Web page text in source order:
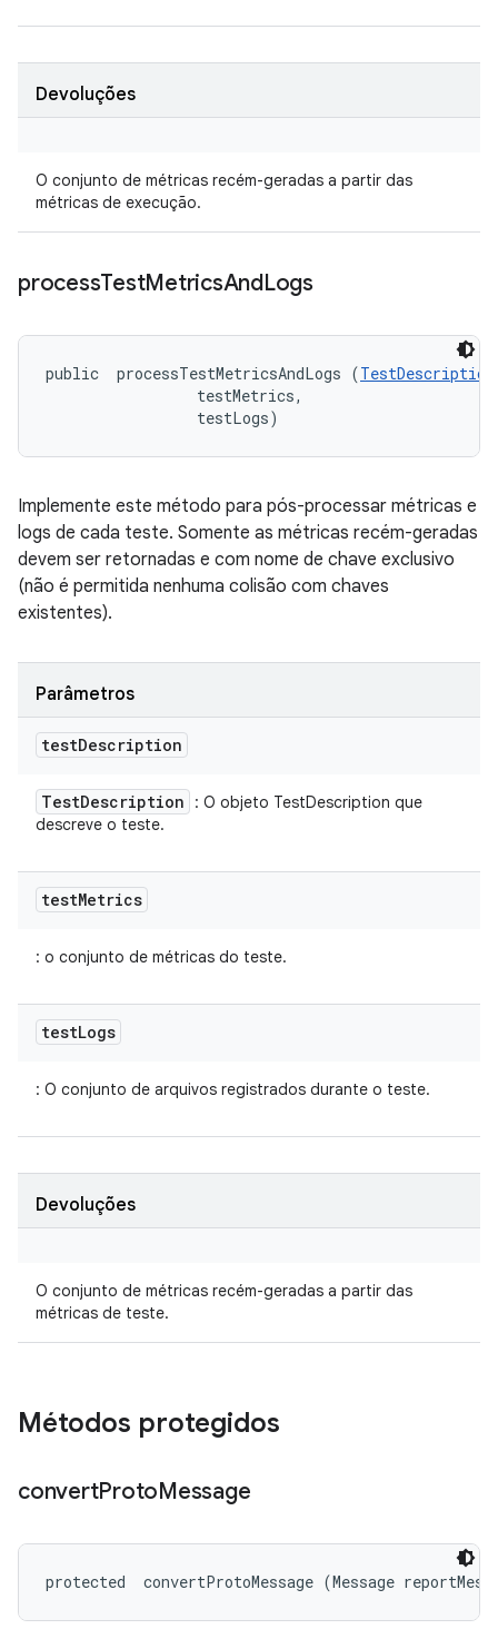
Devoluções
O conjunto de métricas recém-geradas a partir das
métricas de execução.
processTestMetricsAndLogs
public processTestMetricsAndLogs (TestDescription
testMetrics,
testLogs)
Implemente este método para pós-processar métricas e
logs de cada teste. Somente as métricas recém-geradas
devem ser retornadas e com nome de chave exclusivo
(não é permitida nenhuma colisão com chaves
existentes).
Parâmetros
testDescription
TestDescription
: O objeto TestDescription que
descreve o teste.
testMetrics
: o conjunto de métricas do teste.
testLogs
: O conjunto de arquivos registrados durante o teste.
Devoluções
O conjunto de métricas recém-geradas a partir das
métricas de teste.
Métodos protegidos
convertProtoMessage
protected convertProtoMessage (Message